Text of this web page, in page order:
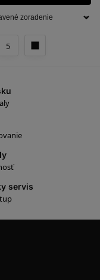
5
servis